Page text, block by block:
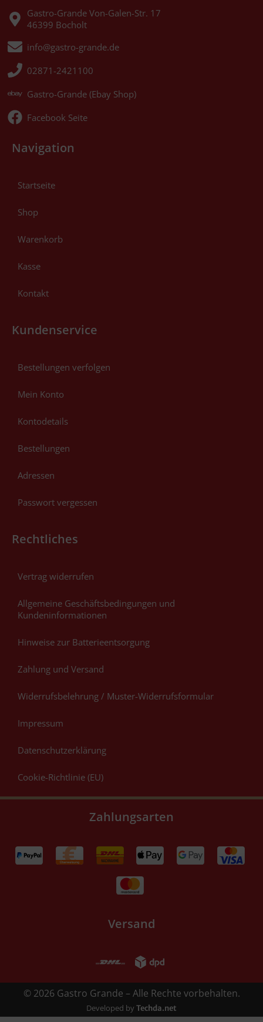
Gastro-Grande Von-Galen-Str. 17
46399 Bocholt
info@gastro-grande.de
02871-2421100
Gastro-Grande (Ebay Shop)
Facebook Seite
Navigation
Startseite
Shop
Warenkorb
Kasse
Kontakt
Kundenservice
Bestellungen verfolgen
Mein Konto
Kontodetails
Bestellungen
Adressen
Passwort vergessen
Rechtliches
Vertrag widerrufen
Allgemeine Geschäftsbedingungen und
Kundeninformationen
Hinweise zur Batterieentsorgung
Zahlung und Versand
Widerrufsbelehrung / Muster-Widerrufsformular
Impressum
Datenschutzerklärung
Cookie-Richtlinie (EU)
Zahlungsarten
Versand
© 2026 Gastro Grande – Alle Rechte vorbehalten.
Developed by Techda.net